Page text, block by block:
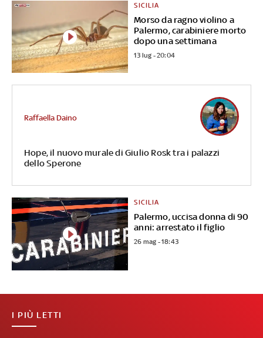
Morso da ragno violino a
Palermo, carabiniere morto
dopo una settimana
SICILIA
13 lug - 20:04
Hope, il nuovo murale di Giulio Rosk tra i palazzi
dello Sperone
Raffaella Daino
Palermo, uccisa donna di 90
anni: arrestato il figlio
SICILIA
26 mag - 18:43
I PIÙ LETTI